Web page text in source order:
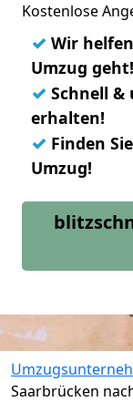
Kostenlose
✓ Wir
Umzug geht!
✓ Schnell
erhalten!
✓ Finden
Umzug!
Saarbrücken